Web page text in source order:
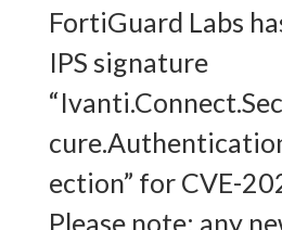
FortiGuard Labs
IPS signature
ection” for CVE-
Please note: any